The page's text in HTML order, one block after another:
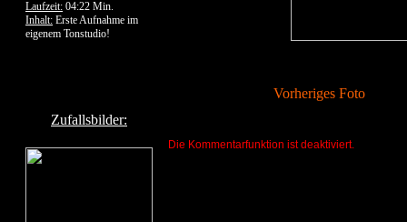
Laufzeit: 04:22 Min.
Inhalt: Erste Aufnahme im
eigenem Tonstudio!
Zufallsbilder:
Vorheriges Foto
Die Kommentarfunktion ist deaktiviert.